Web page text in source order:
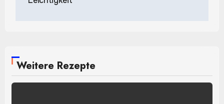
Weitere Rezepte